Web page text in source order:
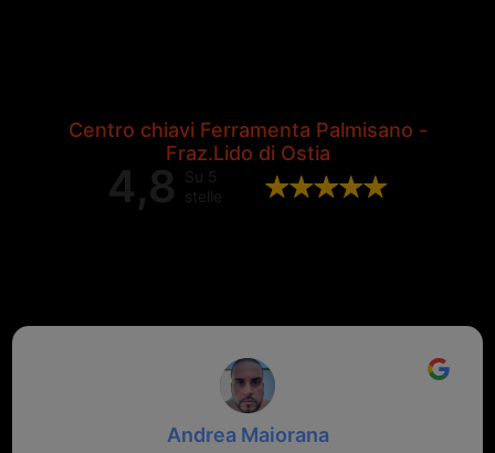
Centro chiavi Ferramenta Palmisano -
Fraz.Lido di Ostia
4,8
Su 5
stelle
Andrea Maiorana